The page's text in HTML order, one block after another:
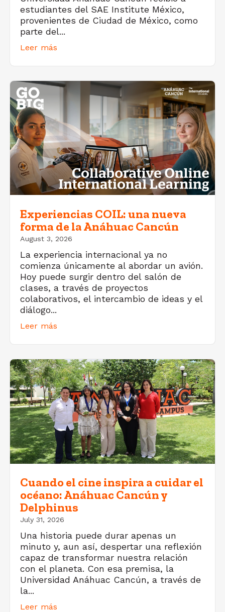
estudiantes del SAE Institute México,
provenientes de Ciudad de México, como
parte del...
Leer más
Experiencias COIL: una nueva
forma de la Anáhuac Cancún
August 3, 2026
La experiencia internacional ya no
comienza únicamente al abordar un avión.
Hoy puede surgir dentro del salón de
clases, a través de proyectos
colaborativos, el intercambio de ideas y el
diálogo...
Leer más
Cuando el cine inspira a cuidar el
océano: Anáhuac Cancún y
Delphinus
July 31, 2026
Una historia puede durar apenas un
minuto y, aun así, despertar una reflexión
capaz de transformar nuestra relación
con el planeta. Con esa premisa, la
Universidad Anáhuac Cancún, a través de
la...
Leer más